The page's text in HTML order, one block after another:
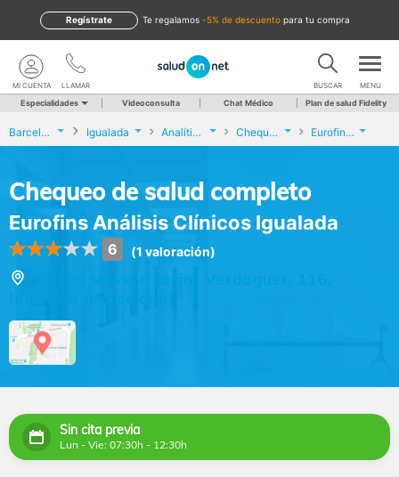
te regalamos -5% de descuento para tu compra
Regístrate
LLAMAR
MI CUENTA BUSCAR MENU
Especialidades Videoconsulta Chat Médico Plan de salud Fidelity
Barcelona Igualada Analíticas y Genética Chequeo de salud completo Eurofins Análisis Clínicos Igualada
Chequeo de salud completo
Eurofins Análisis Clínicos Igualada
6 (1 valoración)
Sin cita previa
Lun - Vie: 07:30h - 12:30h